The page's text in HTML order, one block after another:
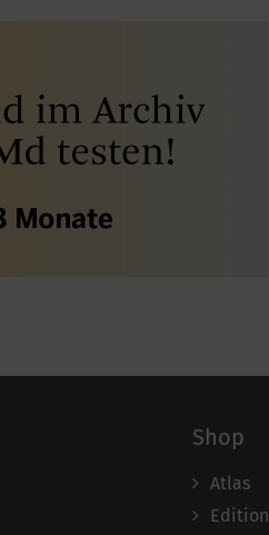
Shop
Atlas
Edition